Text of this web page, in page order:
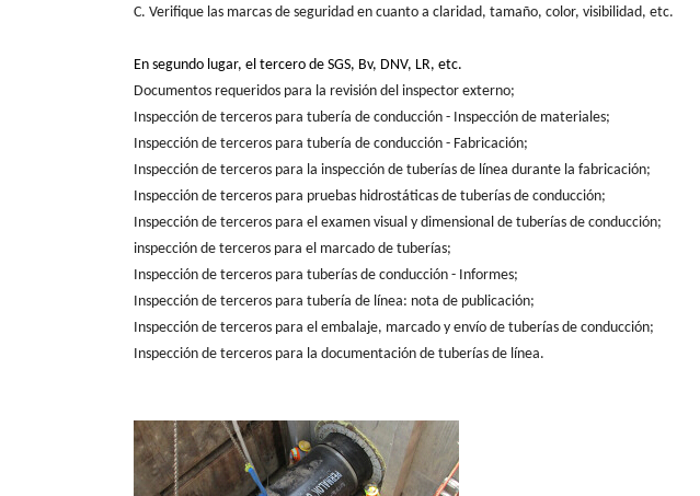
C. Verifique las marcas de seguridad en cuanto a claridad, tamaño, color, visibilidad, etc.
En segundo lugar, el tercero de SGS, Bv, DNV, LR, etc.
Documentos requeridos para la revisión del inspector externo;
Inspección de terceros para tubería de conducción - Inspección de materiales;
Inspección de terceros para tubería de conducción - Fabricación;
Inspección de terceros para la inspección de tuberías de línea durante la fabricación;
Inspección de terceros para pruebas hidrostáticas de tuberías de conducción;
Inspección de terceros para el examen visual y dimensional de tuberías de conducción;
inspección de terceros para el marcado de tuberías;
Inspección de terceros para tuberías de conducción - Informes;
Inspección de terceros para tubería de línea: nota de publicación;
Inspección de terceros para el embalaje, marcado y envío de tuberías de conducción;
Inspección de terceros para la documentación de tuberías de línea.